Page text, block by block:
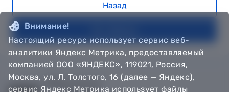
Назад
Внимание!
Настоящий ресурс использует сервис веб-
аналитики Яндекс Метрика, предоставляемый
компанией ООО «ЯНДЕКС», 119021, Россия,
Москва, ул. Л. Толстого, 16 (далее — Яндекс),
сервис Яндекс Метрика использует файлы